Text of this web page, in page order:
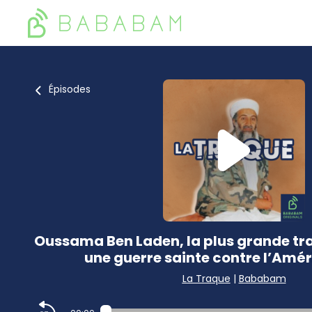
Épisodes
Oussama Ben Laden, la plus grande
une guerre sainte contre
La Traque | Bababam